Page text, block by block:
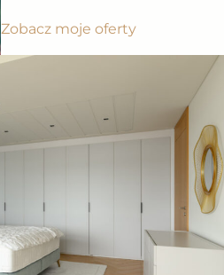
Zobacz moje oferty